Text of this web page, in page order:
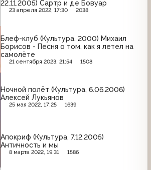
22.11.2005) Сартр и де Бовуар
23 апреля 2022, 17:30 2038
Блеф-клуб (Культура, 2000) Михаил
Борисов - Песня о том, как я летел на
самолёте
21 сентября 2023, 21:54 1508
Ночной полёт (Культура, 6.06.2006)
Алексей Лукьянов
25 мая 2022, 17:25 1639
Апокриф (Культура, 7.12.2005)
Античность и мы
8 марта 2022, 19:31 1586